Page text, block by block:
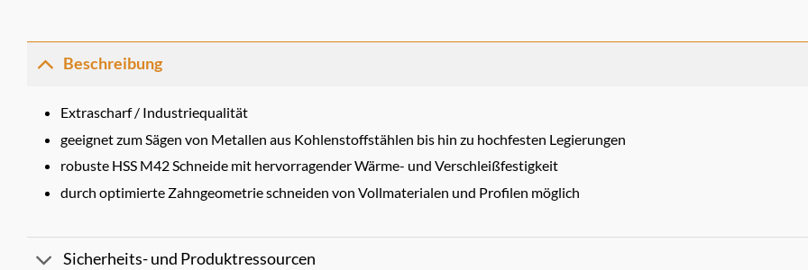
Beschreibung
Extrascharf / Industriequalität
geeignet zum Sägen von Metallen aus Kohlenstoffstählen bis hin zu hochfesten Legierungen
robuste HSS M42 Schneide mit hervorragender Wärme- und Verschleißfestigkeit
durch optimierte Zahngeometrie schneiden von Vollmaterialen und Profilen möglich
Sicherheits- und Produktressourcen